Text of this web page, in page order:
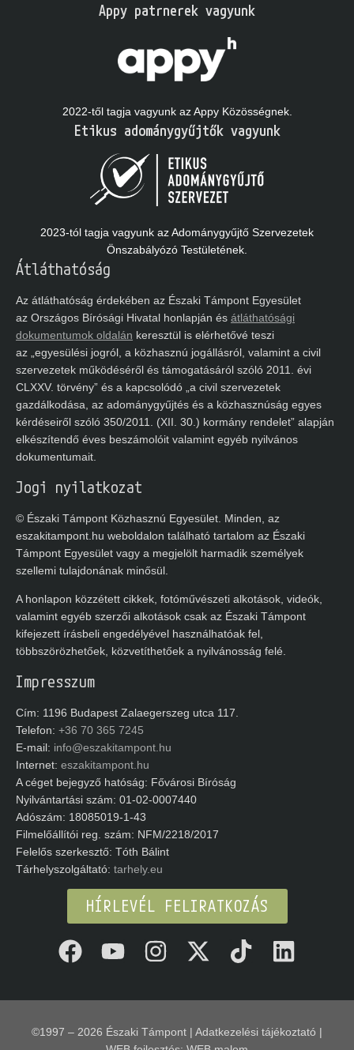
Appy patrnerek vagyunk
2022-től tagja vagyunk az Appy Közösségnek.
Etikus adománygyűjtők vagyunk
2023-tól tagja vagyunk az Adománygyűjtő Szervezetek
Önszabályózó Testületének.
Átláthatóság
Az átláthatóság érdekében az Északi Támpont Egyesület
az Országos Bírósági Hivatal honlapján és átláthatósági
dokumentumok oldalán keresztül is elérhetővé teszi
az „egyesülési jogról, a közhasznú jogállásról, valamint a civil
szervezetek működéséről és támogatásáról szóló 2011. évi
CLXXV. törvény” és a kapcsolódó „a civil szervezetek
gazdálkodása, az adománygyűjtés és a közhasznúság egyes
kérdéseiről szóló 350/2011. (XII. 30.) kormány
rendelet” alapján elkészítendő éves beszámolóit valamint
egyéb nyilvános dokumentumait.
Jogi nyilatkozat
© Északi Támpont Közhasznú Egyesület. Minden, az
eszakitampont.hu weboldalon található tartalom az Északi
Támpont Egyesület vagy a megjelölt harmadik személyek
szellemi tulajdonának minősül.
A honlapon közzétett cikkek, fotóművészeti alkotások, videók,
valamint egyéb szerzői alkotások csak az Északi Támpont
kifejezett írásbeli engedélyével használhatóak fel,
többszörözhetőek, közvetíthetőek a nyilvánosság felé.
Impresszum
Cím: 1196 Budapest Zalaegerszeg utca 117.
Telefon: +36 70 365 7245
E-mail: info@eszakitampont.hu
Internet: eszakitampont.hu
A céget bejegyző hatóság: Fővárosi Bíróság
Nyilvántartási szám: 01-02-0007440
Adószám: 18085019-1-43
Filmelőállítói reg. szám: NFM/2218/2017
Felelős szerkesztő: Tóth Bálint
Tárhelyszolgáltató: tarhely.eu
HÍRLEVÉL FELIRATKOZÁS
©1997–2026Északi Támpont | Adatkezelési tájékoztató|